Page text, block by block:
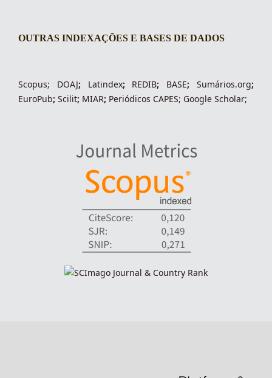
indexacoes-fronteiras
OUTRAS INDEXAÇÕES E BASES DE DADOS
Scopus; DOAJ; Latindex; REDIB; BASE;Sumários.org;
EuroPub; Scilit; MIAR; Periódicos CAPES; Google Scholar;
indexadores-fronteiras